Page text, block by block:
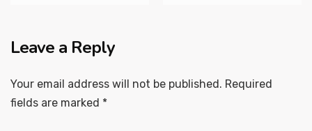
Leave a Reply
Your email address will not be published. Required
fields are marked *